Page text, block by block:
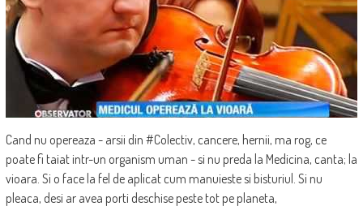
Cand nu opereaza - arsii din #Colectiv, cancere, hernii, ma rog, ce
poate fi taiat intr-un organism uman - si nu preda la Medicina, canta; la
vioara. Si o face la fel de aplicat cum manuieste si bisturiul. Si nu
pleaca, desi ar avea porti deschise peste tot pe planeta,